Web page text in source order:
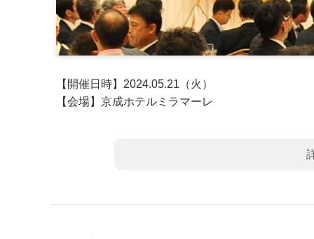
【開催日時】2024.05.21（火）
【会場】京成ホテルミラマーレ